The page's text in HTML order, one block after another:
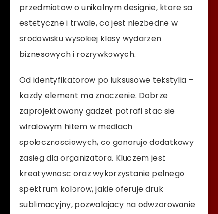
przedmiotow o unikalnym designie, ktore sa
estetyczne i trwale, co jest niezbedne w
srodowisku wysokiej klasy wydarzen
biznesowych i rozrywkowych.
Od identyfikatorow po luksusowe tekstylia –
kazdy element ma znaczenie. Dobrze
zaprojektowany gadzet potrafi stac sie
wiralowym hitem w mediach
spolecznosciowych, co generuje dodatkowy
zasieg dla organizatora. Kluczem jest
kreatywnosc oraz wykorzystanie pelnego
spektrum kolorow, jakie oferuje druk
sublimacyjny, pozwalajacy na odwzorowanie